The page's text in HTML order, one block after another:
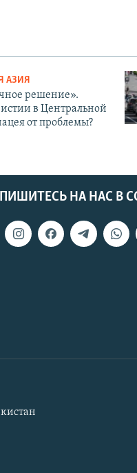
АЗИЯ
решение».
в Центральной
от проблемы?
НА НАС В